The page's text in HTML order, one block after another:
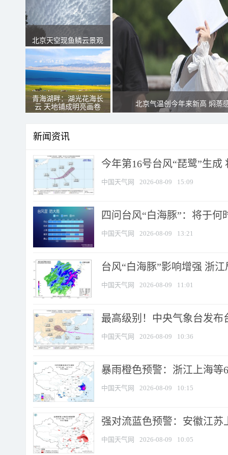
北京天空现鱼鳞云景观
青海湖畔：湖光花海长
云 天地铺成明亮画卷
北京气温创今年来新高 焖蒸
新闻资讯
今年第16号台风“琵鹭”生
中国天气网 2026-08-09 15:09
四问台风“白海豚”：将于
中国天气网 2026-08-09 13:21
台风“白海豚”影响增强 浙
中国天气网 2026-08-09 11:01
最高级别！中央气象台发布
中国天气网 2026-08-09 10:36
暴雨橙色预警：浙江上海等
中国天气网 2026-08-09 10:15
强对流蓝色预警：安徽江苏
中国天气网 2026-08-09 10:05